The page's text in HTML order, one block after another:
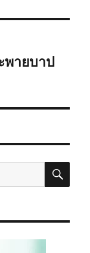
พายบาป